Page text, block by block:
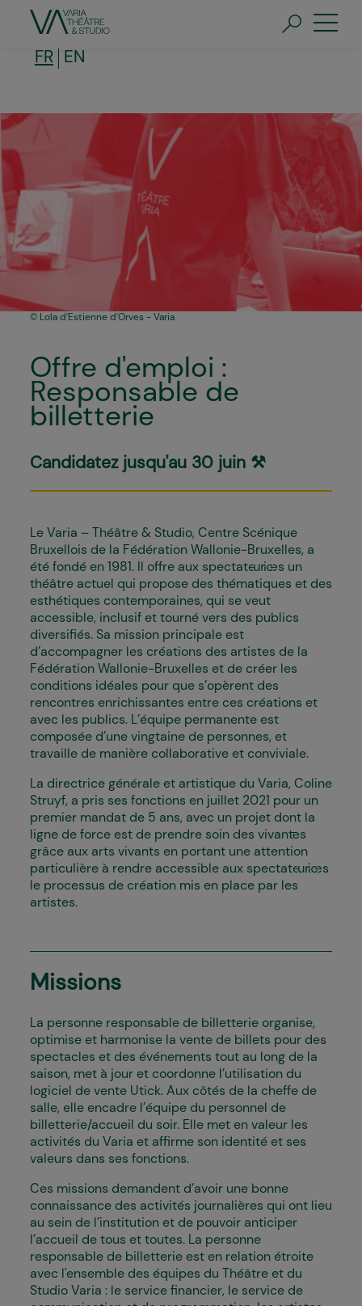
contenu
FR EN
Lola d'Estienne d'Orves - Varia
Offre d'emploi :
Responsable de
billetterie
Candidatez jusqu'au 30 juin ⚒️
Le Varia – Théâtre & Studio, Centre Scénique
Bruxellois de la Fédération Wallonie-Bruxelles, a
été fondé en 1981. Il offre aux spectateur·ices un
théâtre actuel qui propose des thématiques et des
esthétiques contemporaines, qui se veut
accessible, inclusif et tourné vers des publics
diversifiés. Sa mission principale est
d’accompagner les créations des artistes de la
Fédération Wallonie-Bruxelles et de créer les
conditions idéales pour que s’opèrent des
rencontres enrichissantes entre ces créations et
avec les publics. L’équipe permanente est
composée d’une vingtaine de personnes, et
travaille de manière collaborative et conviviale.
La directrice générale et artistique du Varia, Coline
Struyf, a pris ses fonctions en juillet 2021 pour un
premier mandat de 5 ans, avec un projet dont la
ligne de force est de prendre soin des vivant·es
grâce aux arts vivants en portant une attention
particulière à rendre accessible aux spectateur·ices
le processus de création mis en place par les
artistes.
Missions
La personne responsable de billetterie organise,
optimise et harmonise la vente de billets pour des
spectacles et des événements tout au long de la
saison, met à jour et coordonne l’utilisation du
logiciel de vente Utick. Aux côtés de la cheffe de
salle, elle encadre l’équipe du personnel de
billetterie/accueil du soir. Elle met en valeur les
activités du Varia et affirme son identité et ses
valeurs dans ses fonctions.
Ces missions demandent d’avoir une bonne
connaissance des activités journalières qui ont lieu
au sein de l’institution et de pouvoir anticiper
l’accueil de tous et toutes. La personne
responsable de billetterie est en relation étroite
avec l'ensemble des équipes du Théâtre et du
Studio Varia : le service financier, le service de